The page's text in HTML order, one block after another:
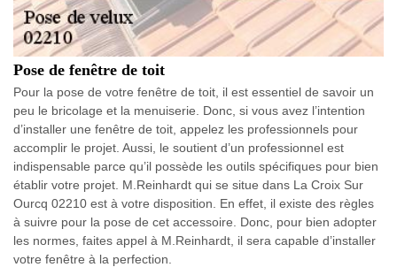
Pose de fenêtre de toit
Pour la pose de votre fenêtre de toit, il est essentiel de savoir un
peu le bricolage et la menuiserie. Donc, si vous avez l’intention
d’installer une fenêtre de toit, appelez les professionnels pour
accomplir le projet. Aussi, le soutient d’un professionnel est
indispensable parce qu’il possède les outils spécifiques pour bien
établir votre projet. M.Reinhardt qui se situe dans La Croix Sur
Ourcq 02210 est à votre disposition. En effet, il existe des règles
à suivre pour la pose de cet accessoire. Donc, pour bien adopter
les normes, faites appel à M.Reinhardt, il sera capable d’installer
votre fenêtre à la perfection.